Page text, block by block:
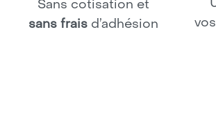
Sans cotisation et
sans fraisd’adhésion